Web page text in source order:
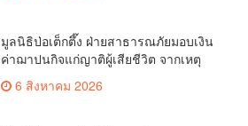
มูลนิธิป่อเต็กตึ๊ง ฝ่ายสาธารณภัยมอบเงิน
ค่าฌาปนกิจแก่ญาติผู้เสียชีวิต จากเหตุ
20,000 บาท
6 สิงหาคม 2026